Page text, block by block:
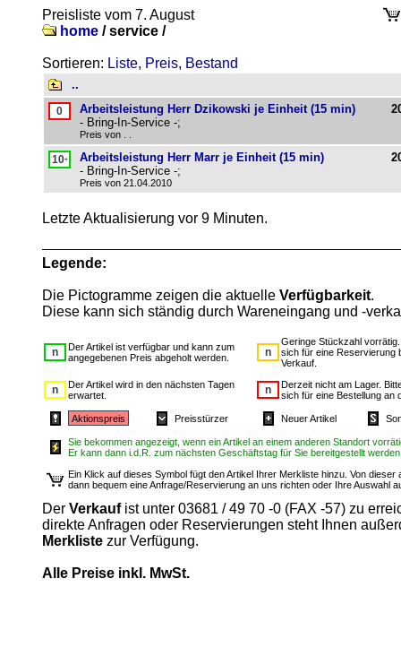
Preisliste vom 7. August
home /service /
Sortieren: Liste, Preis, Bestand
..
Arbeitsleistung Herr Dzikowski je Einheit (15 min)
- Bring-In-Service -;
Preis von . .
Arbeitsleistung Herr Marr je Einheit (15 min)
- Bring-In-Service -;
Preis von 21.04.2010
Letzte Aktualisierung vor 9 Minuten.
Legende:
Die Pictogramme zeigen die aktuelle Verfügbarkeit.
Diese kann sich ständig durch Wareneingang und -
Der Artikel ist verfügbar und kann zum
angegebenen Preis abgeholt werden.
Geringe Stückzahl
sich für eine Reservierung
Verkauf.
Der Artikel wird in den nächsten Tagen
erwartet.
Derzeit nicht am Lager.
sich für eine Bestellung an
Aktionspreis Preisstürzer Neuer Artikel
Sie bekommen angezeigt, wenn ein Artikel an einem anderen Standort
Er kann dann i.d.R. zum nächsten Geschäftstag für Sie bereitgestellt
Ein Klick auf dieses Symbol fügt den Artikel Ihrer Merkliste hinzu. Von dieser
dann bequem eine Anfrage/Reservierung an uns richten oder Ihre Auswahl
Der Verkaufist unter 03681 / 49 70 -0 (FAX -57) zu
direkte Anfragen oder Reservierungen steht Ihnen
Merkliste zur Verfügung.
Alle Preise inkl. MwSt.